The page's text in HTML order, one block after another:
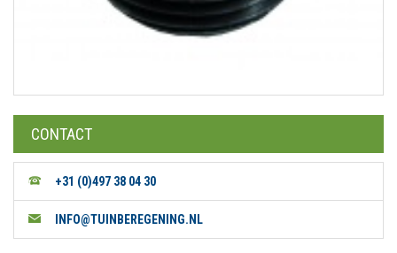
CONTACT
+31 (0)497 38 04 30
INFO@TUINBEREGENING.NL